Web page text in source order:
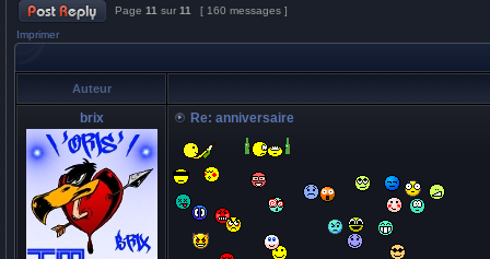
Page 11 sur 11
[ 160 messages ]
Imprimer
Auteur
brix Re: anniversaire